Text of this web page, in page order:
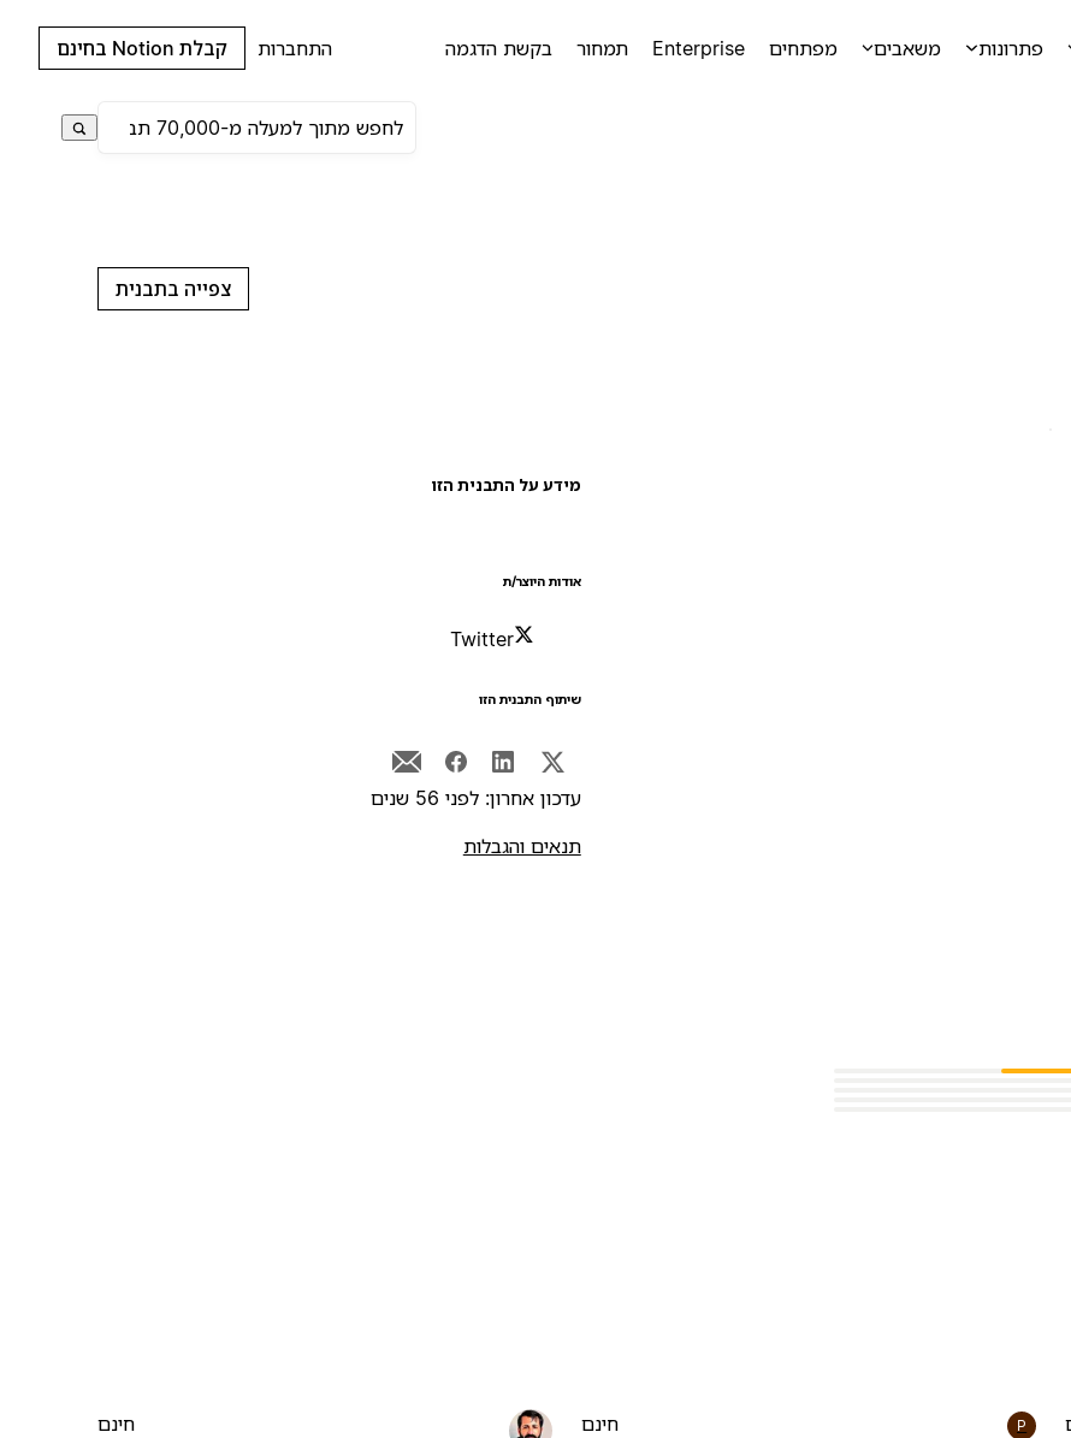
פתרונות משאבים מפתחים Enterprise תמחור בקשת הדגמה התחברות קבלת Notion בחינם
צפייה בתבנית
מידע על התבנית הזו
אודות היוצר/ת
Twitter
שיתוף התבנית הזו
עדכון אחרון: לפני 56 שנים
תנאים והגבלות
P חינם חינם